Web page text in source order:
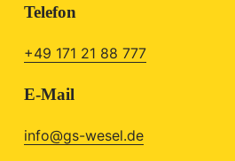
Telefon
+49 171 21 88 777
E-Mail
info@gs-wesel.de